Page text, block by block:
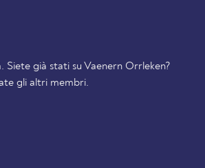
Siete già stati su Vaenern Orrleken?
gli altri membri.